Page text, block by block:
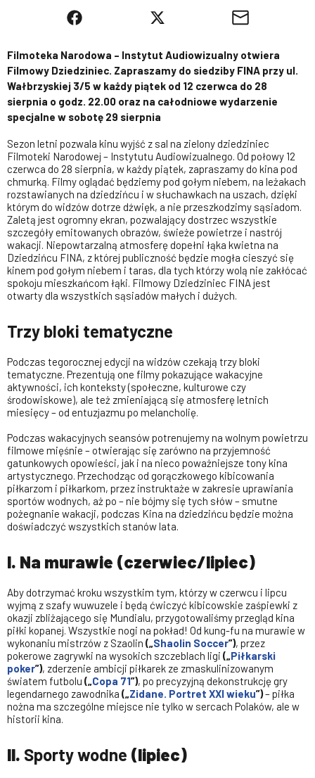
Filmoteka Narodowa – Instytut Audiowizualny otwiera
Filmowy Dziedziniec. Zapraszamy do siedziby FINA przy ul.
Wałbrzyskiej 3/5 w każdy piątek od 12 czerwca do 28
sierpnia o godz. 22.00 oraz na całodniowe wydarzenie
specjalne w sobotę 29 sierpnia
Sezon letni pozwala kinu wyjść z sal na zielony dziedziniec
Filmoteki Narodowej – Instytutu Audiowizualnego. Od połowy 12
czerwca do 28 sierpnia, w każdy piątek, zapraszamy do kina pod
chmurką. Filmy oglądać będziemy pod gołym niebem, na leżakach
rozstawianych na dziedzińcu i w słuchawkach na uszach, dzięki
którym do widzów dotrze dźwięk, a nie przeszkodzimy sąsiadom.
Zaletą jest ogromny ekran, pozwalający dostrzec wszystkie
szczegóły emitowanych obrazów, świeże powietrze i nastrój
wakacji. Niepowtarzalną atmosferę dopełni łąka kwietna na
Dziedzińcu FINA, z której publiczność będzie mogła cieszyć się
kinem pod gołym niebem i taras, dla tych którzy wolą nie zakłócać
spokoju mieszkańcom łąki. Filmowy Dziedziniec FINA jest
otwarty dla wszystkich sąsiadów małych i dużych.
Trzy bloki tematyczne
Podczas tegorocznej edycji na widzów czekają trzy bloki
tematyczne. Prezentują one filmy pokazujące wakacyjne
aktywności, ich konteksty (społeczne, kulturowe czy
środowiskowe), ale też zmieniającą się atmosferę letnich
miesięcy – od entuzjazmu po melancholię.
Podczas wakacyjnych seansów potrenujemy na wolnym powietrzu
filmowe mięśnie – otwierając się zarówno na przyjemność
gatunkowych opowieści, jak i na nieco poważniejsze tony kina
artystycznego. Przechodząc od gorączkowego kibicowania
piłkarzom i piłkarkom, przez instruktaże w zakresie uprawiania
sportów wodnych, aż po – nie bójmy się tych słów – smutne
pożegnanie wakacji, podczas Kina na dziedzińcu będzie można
doświadczyć wszystkich stanów lata.
I. Na murawie (czerwiec/lipiec)
Aby dotrzymać kroku wszystkim tym, którzy w czerwcu i lipcu
wyjmą z szafy wuwuzele i będą ćwiczyć kibicowskie zaśpiewki z
okazji zbliżającego się Mundialu, przygotowaliśmy przegląd kina
piłki kopanej. Wszystkie nogi na pokład! Od kung-fu na murawie w
wykonaniu mistrzów z Szaolin („Shaolin Soccer”), przez
pokerowe zagrywki na wysokich szczeblach ligi („Piłkarski
poker”), zderzenie ambicji piłkarek ze zmaskulinizowanym
światem futbolu („Copa 71”), po precyzyjną dekonstrukcję gry
legendarnego zawodnika („Zidane. Portret XXI wieku”)– piłka
nożna ma szczególne miejsce nie tylko w sercach Polaków, ale w
historii kina.
II. Sporty wodne (lipiec)